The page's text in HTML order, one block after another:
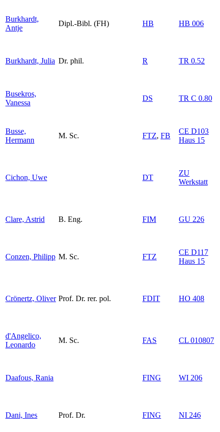
Burkhardt,
Antje
Dipl.-Bibl. (FH) HB HB 006
Burkhardt, Julia Dr. phil. R TR 0.52
Busekros,
Vanessa
DS TR C 0.80
Busse,
Hermann
M. Sc. FTZ, FB
CE D103
Haus 15
Cichon, Uwe DT
ZU
Werkstatt
Clare, Astrid B. Eng. FIM GU 226
Conzen, Philipp M. Sc. FTZ
CE D117
Haus 15
Crönertz, Oliver Prof. Dr. rer. pol. FDIT HO 408
d'Angelico,
Leonardo
M. Sc. FAS CL 010807
Daafous, Rania FING WI 206
Dani, Ines Prof. Dr. FING NI 246